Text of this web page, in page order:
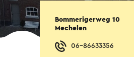
Bommerigerweg 10
Mechelen
06-86633356